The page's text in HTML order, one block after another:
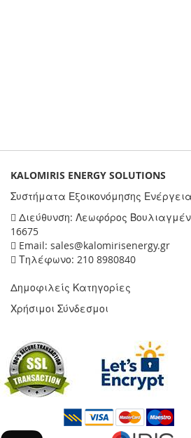
KALOMIRIS ENERGY SOLUTIONS
Συστήματα Εξοικονόμησης
Διεύθυνση: Λεωφόρος
16675
Email: sales@kalomirisenergy.gr
Τηλέφωνο: 210 8980840
Δημοφιλείς Κατηγορίες
Χρήσιμοι Σύνδεσμοι